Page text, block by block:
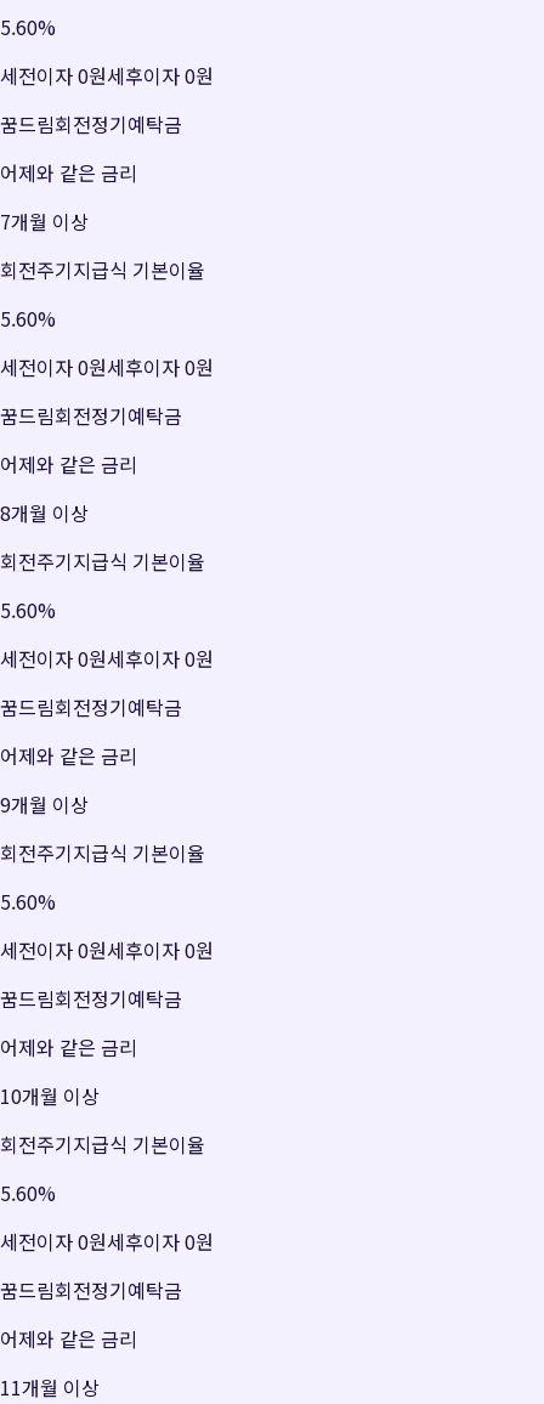
5.60%
세전이자0원세후이자0원
꿈드림회전정기예탁금
어제와 같은 금리
7개월 이상
회전주기지급식 기본이율
5.60%
세전이자0원세후이자0원
꿈드림회전정기예탁금
어제와 같은 금리
8개월 이상
회전주기지급식 기본이율
5.60%
세전이자0원세후이자0원
꿈드림회전정기예탁금
어제와 같은 금리
9개월 이상
회전주기지급식 기본이율
5.60%
세전이자0원세후이자0원
꿈드림회전정기예탁금
어제와 같은 금리
10개월 이상
회전주기지급식 기본이율
5.60%
세전이자0원세후이자0원
꿈드림회전정기예탁금
어제와 같은 금리
11개월 이상